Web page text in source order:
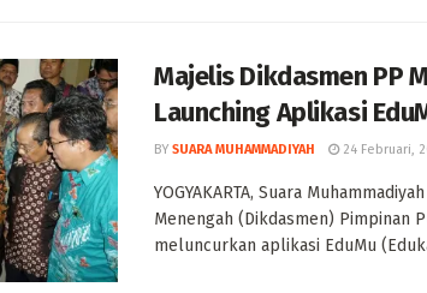
Majelis Dikdasmen PP
Launching Aplikasi
BY SUARA MUHAMMADIYAH 24 Februari,
YOGYAKARTA, Suara
Menengah (Dikdasmen) Pimpinan
meluncurkan aplikasi EduMu